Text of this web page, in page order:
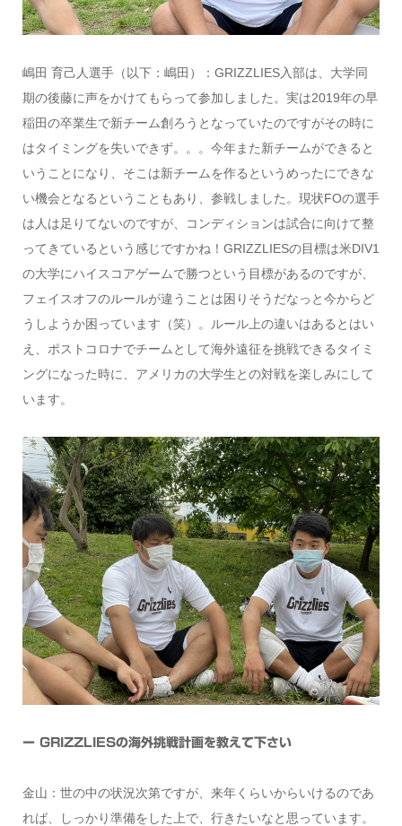
嶋田 育己人選手（以下：嶋田）：GRIZZLIES入部は、大学同
期の後藤に声をかけてもらって参加しました。実は2019年の早
稲田の卒業生で新チーム創ろうとなっていたのですがその時に
はタイミングを失いできず。。。今年また新チームができると
いうことになり、そこは新チームを作るというめったにできな
い機会となるということもあり、参戦しました。現状FOの選手
は人は足りてないのですが、コンディションは試合に向けて整
ってきているという感じですかね！GRIZZLIESの目標は米DIV1
の大学にハイスコアゲームで勝つという目標があるのですが、
フェイスオフのルールが違うことは困りそうだなっと今からど
うしようか困っています（笑）。ルール上の違いはあるとはい
え、ポストコロナでチームとして海外遠征を挑戦できるタイミ
ングになった時に、アメリカの大学生との対戦を楽しみにして
います。
ー GRIZZLIESの海外挑戦計画を教えて下さい
金山：世の中の状況次第ですが、来年くらいからいけるのであ
れば、しっかり準備をした上で、行きたいなと思っています。